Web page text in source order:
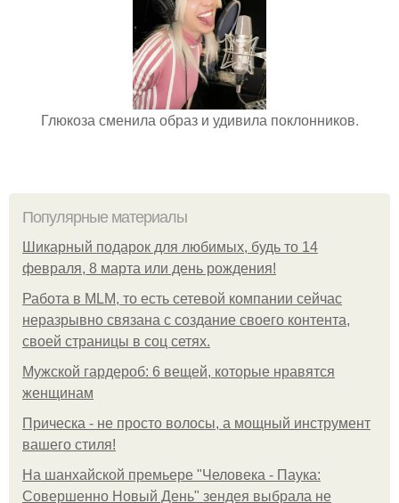
Глюкоза сменила образ и удивила поклонников.
Популярные материалы
Шикарный подарок для любимых, будь то 14
февраля, 8 марта или день рождения!
Работа в MLM, то есть сетевой компании сейчас
неразрывно связана с создание своего контента,
своей страницы в соц сетях.
Мужской гардероб: 6 вещей, которые нравятся
женщинам
Прическа - не просто волосы, а мощный инструмент
вашего стиля!
На шанхайской премьере "Человека - Паука:
Совершенно Новый День" зендея выбрала не